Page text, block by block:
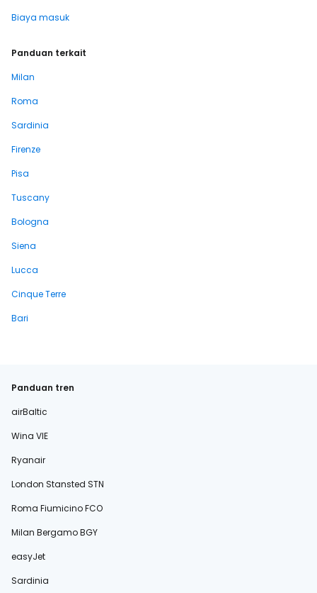
Biaya masuk
Panduan terkait
Milan
Roma
Sardinia
Firenze
Pisa
Tuscany
Bologna
Siena
Lucca
Cinque Terre
Bari
Panduan tren
airBaltic
Wina VIE
Ryanair
London Stansted STN
Roma Fiumicino FCO
Milan Bergamo BGY
easyJet
Sardinia